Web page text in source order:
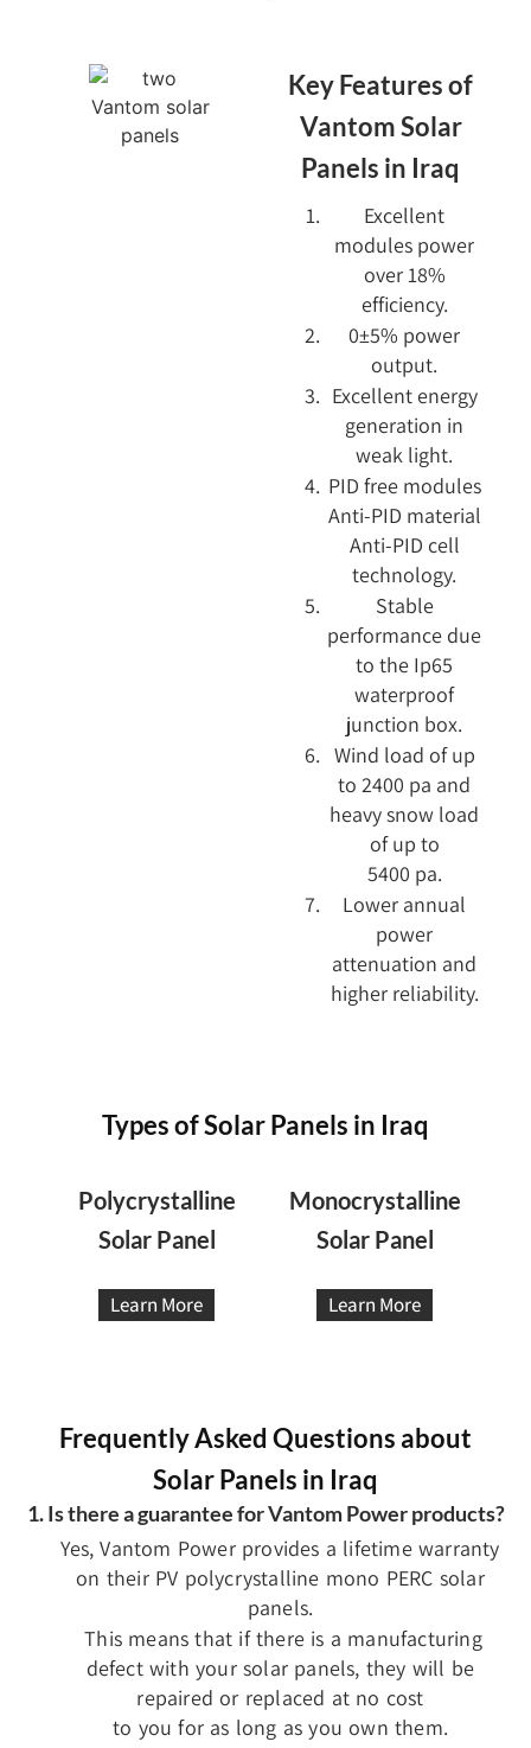
Key Features of
Vantom Solar
Panels in Iraq
Excellent
modules power
over 18%
efficiency.
0±5% power
output.
Excellent energy
generation in
weak light.
PID free modules
Anti-PID material
Anti-PID cell
technology.
Stable
performance due
to the Ip65
waterproof
junction box.
Wind load of up
to 2400 pa and
heavy snow load
of up to
5400 pa.
Lower annual
power
attenuation and
higher reliability.
Types of Solar Panels in Iraq
Polycrystalline
Solar Panel
Learn More
Monocrystalline
Solar Panel
Learn More
Frequently Asked Questions about
Solar Panels in Iraq
1. Is there a guarantee for Vantom Power products?
Yes, Vantom Power provides a lifetime warranty
on their PV polycrystalline mono PERC solar
panels.
This means that if there is a manufacturing
defect with your solar panels, they will be
repaired or replaced at no cost
to you for as long as you own them.